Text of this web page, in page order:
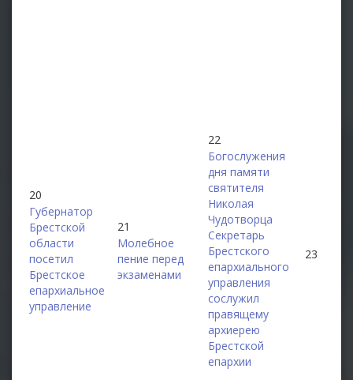
20
Губернатор
Брестской
области
посетил
Брестское
епархиальное
управление
21
Молебное
пение перед
экзаменами
22
Богослужения
дня памяти
святителя
Николая
Чудотворца
Секретарь
Брестского
епархиального
управления
сослужил
правящему
архиерею
Брестской
епархии
23